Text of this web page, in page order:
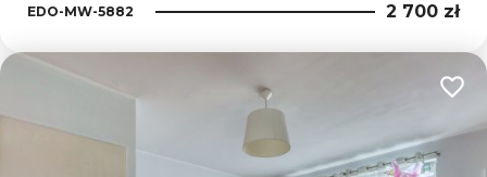
EDO-MW-5882 2 700 zł